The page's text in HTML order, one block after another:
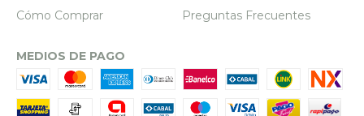
Cómo Comprar Preguntas Frecuentes
MEDIOS DE PAGO